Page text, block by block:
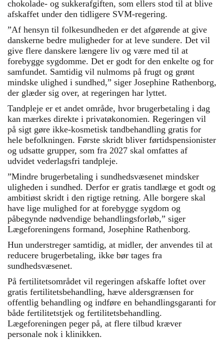
chokolade- og sukkerafgiften, som ellers stod til at blive
afskaffet under den tidligere SVM-regering.
”Af hensyn til folkesundheden er det afgørende at give
danskerne bedre muligheder for at leve sundere. Det vil
give flere danskere længere liv og være med til at
forebygge sygdomme. Det er godt for den enkelte og for
samfundet. Samtidig vil nulmoms på frugt og grønt
mindske ulighed i sundhed,” siger Josephine Rathenborg,
der glæder sig over, at regeringen har lyttet.
Tandpleje er et andet område, hvor brugerbetaling i dag
kan mærkes direkte i privatøkonomien. Regeringen vil
på sigt gøre ikke-kosmetisk tandbehandling gratis for
hele befolkningen. Første skridt bliver førtidspensionister
og udsatte grupper, som fra 2027 skal omfattes af
udvidet vederlagsfri tandpleje.
”Mindre brugerbetaling i sundhedsvæsenet mindsker
uligheden i sundhed. Derfor er gratis tandlæge et godt og
ambitiøst skridt i den rigtige retning. Alle borgere skal
have lige mulighed for at forebygge sygdom og
påbegynde nødvendige behandlingsforløb,” siger
Lægeforeningens formand, Josephine Rathenborg.
Hun understreger samtidig, at midler, der anvendes til at
reducere brugerbetaling, ikke bør tages fra
sundhedsvæsenet.
På fertilitetsområdet vil regeringen afskaffe loftet over
gratis fertilitetsbehandling, hæve aldersgrænsen for
offentlig behandling og indføre en behandlingsgaranti for
både fertilitetstjek og fertilitetsbehandling.
Lægeforeningen peger på, at flere tilbud kræver
personale nok i klinikken.